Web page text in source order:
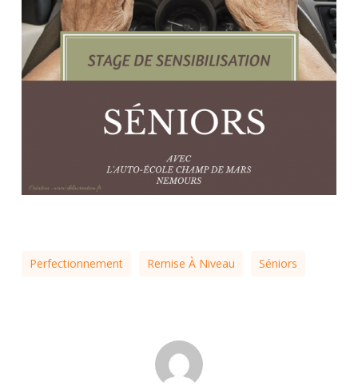
Perfectionnement Remise À Niveau Séniors